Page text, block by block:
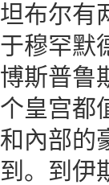
坦布尔有
于穆罕默
博斯普鲁
个皇宫都
和內部的
到。到伊